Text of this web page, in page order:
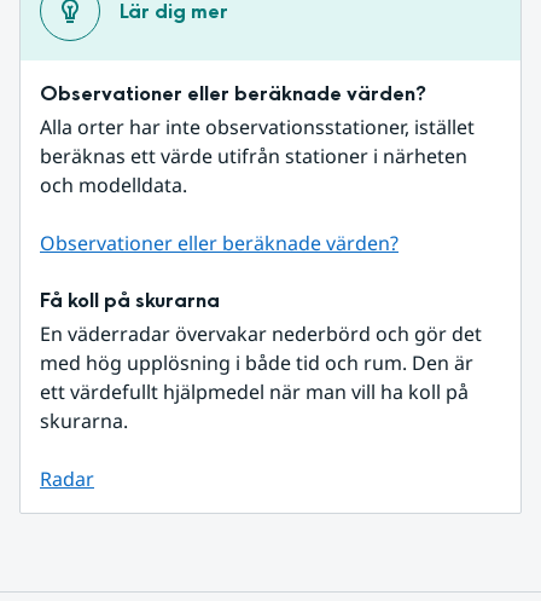
Lär dig mer
Observationer eller beräknade värden?
Alla orter har inte observationsstationer, istället
beräknas ett värde utifrån stationer i närheten
och modelldata.
Observationer eller beräknade värden?
Få koll på skurarna
En väderradar övervakar nederbörd och gör det
med hög upplösning i både tid och rum. Den är
ett värdefullt hjälpmedel när man vill ha koll på
skurarna.
Radar